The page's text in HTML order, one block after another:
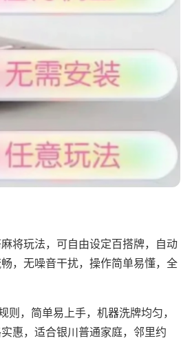
将玩法，可自由设定百搭牌，自动
，无噪音干扰，操作简单易懂，全
，简单易上手，机器洗牌均匀，
惠，适合银川普通家庭，邻里约